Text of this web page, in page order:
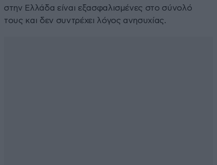
στην Ελλάδα είναι εξασφαλισμένες στο σύνολό
τους και δεν συντρέχει λόγος ανησυχίας.